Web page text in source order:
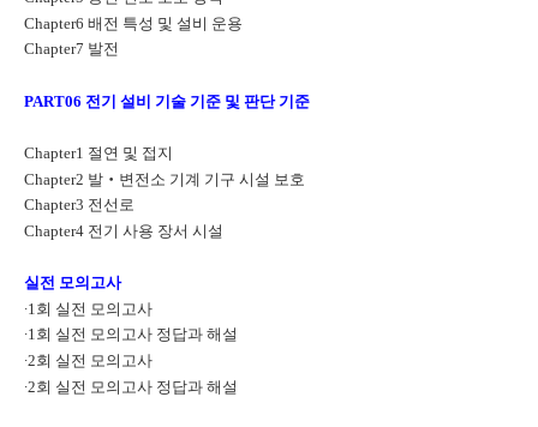
Chapter6 배전 특성 및 설비 운용
Chapter7 발전
PART06 전기 설비 기술 기준 및 판단 기준
Chapter1 절연 및 접지
Chapter2 발 ‧ 변전소 기계 기구 시설 보호
Chapter3 전선로
Chapter4 전기 사용 장서 시설
실전 모의고사
∙1 회 실전 모의고사
∙1회 실전 모의고사 정답과 해설
∙2회 실전 모의고사
∙2회 실전 모의고사 정답과 해설